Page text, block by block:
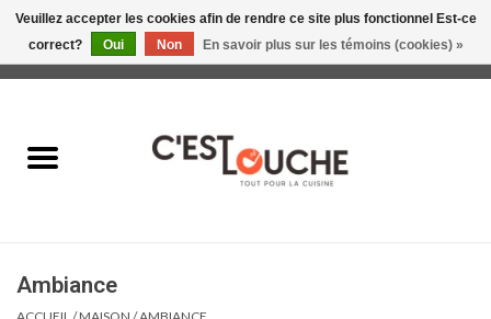
Table & Présentation
Boire
Ambiance
Veuillez accepter les cookies afin de rendre ce site plus fonctionnel Est-ce
correct?
Oui Non En savoir plus sur les témoins (cookies) »